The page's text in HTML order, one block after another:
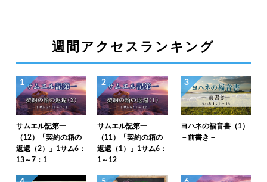
週間アクセスランキング
1
サムエル記第一
（12）「契約の箱の
返還（2）」1サム6：
13～7：1
2
サムエル記第一
（11）「契約の箱の
返還（1）」1サム6：
1～12
3
ヨハネの福音書（1）
－前書き－